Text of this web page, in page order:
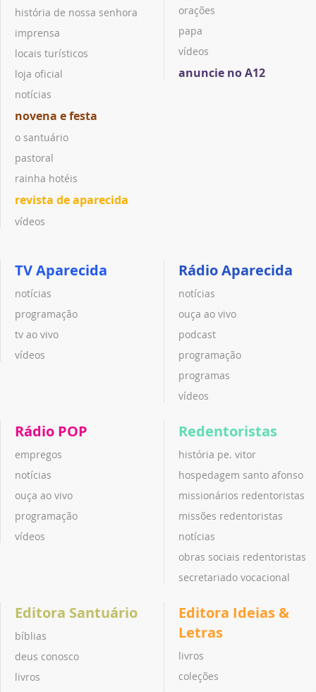
história de nossa senhora
imprensa
locais turísticos
loja oficial
notícias
novena e festa
o santuário
pastoral
rainha hotéis
revista de aparecida
vídeos
orações
papa
vídeos
anuncie no A12
TV Aparecida
notícias
programação
tv ao vivo
vídeos
Rádio Aparecida
notícias
ouça ao vivo
podcast
programação
programas
vídeos
Rádio POP
empregos
notícias
ouça ao vivo
programação
vídeos
Redentoristas
história pe. vitor
hospedagem santo afonso
missionários redentoristas
missões redentoristas
notícias
obras sociais redentoristas
secretariado vocacional
Editora Santuário
bíblias
deus conosco
livros
Editora Ideias &
Letras
livros
coleções